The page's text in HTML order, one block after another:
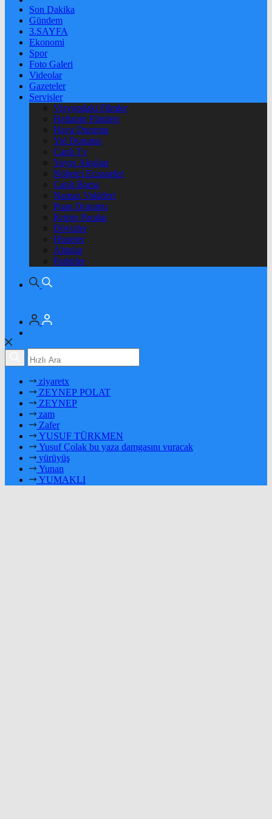
Son Dakika
Gündem
3.SAYFA
Ekonomi
Spor
Foto Galeri
Videolar
Gazeteler
Servisler
Vizyondaki Filmler
Haftanin Filmleri
Hava Durumu
Yol Durumu
Canlı Tv
Yayın Akışları
Nöbetçi Eczaneler
Canlı Borsa
Namaz Vakitleri
Puan Durumu
Kripto Paralar
Dövizler
Hisseler
Altınlar
Pariteler
ziyaretx
ZEYNEP POLAT
ZEYNEP
zam
Zafer
YUSUF TÜRKMEN
Yusuf Çolak bu yaza damgasını vuracak
yürüyüş
Yunan
YUMAKLI